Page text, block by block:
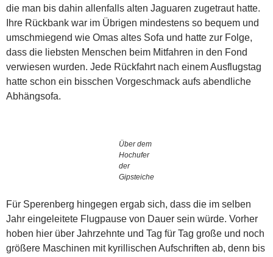
die man bis dahin allenfalls alten Jaguaren zugetraut hatte.
Ihre Rückbank war im Übrigen mindestens so bequem und
umschmiegend wie Omas altes Sofa und hatte zur Folge,
dass die liebsten Menschen beim Mitfahren in den Fond
verwiesen wurden. Jede Rückfahrt nach einem Ausflugstag
hatte schon ein bisschen Vorgeschmack aufs abendliche
Abhängsofa.
Über dem
Hochufer
der
Gipsteiche
Für Sperenberg hingegen ergab sich, dass die im selben
Jahr eingeleitete Flugpause von Dauer sein würde. Vorher
hoben hier über Jahrzehnte und Tag für Tag große und noch
größere Maschinen mit kyrillischen Aufschriften ab, denn bis